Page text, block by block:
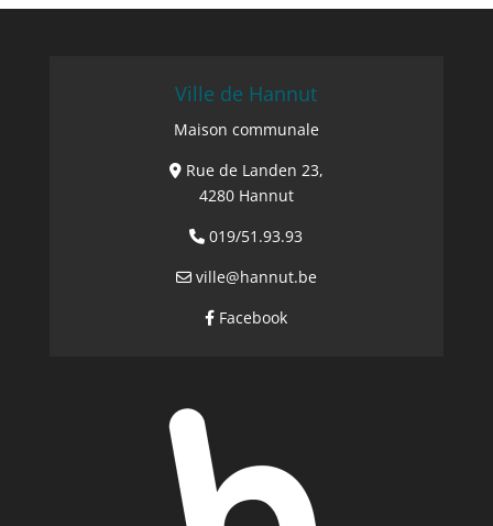
Ville de Hannut
Maison communale
Rue de Landen 23,
4280 Hannut
019/51.93.93
ville@hannut.be
Facebook